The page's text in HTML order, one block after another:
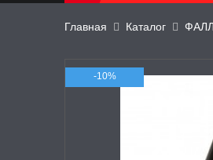
Главная Каталог
-10%